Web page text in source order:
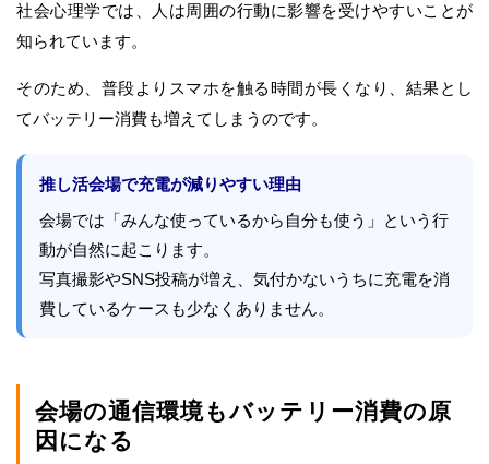
社会心理学では、人は周囲の行動に影響を受けやすいことが
知られています。
そのため、普段よりスマホを触る時間が長くなり、結果とし
てバッテリー消費も増えてしまうのです。
推し活会場で充電が減りやすい理由
会場では「みんな使っているから自分も使う」という行
動が自然に起こります。
写真撮影やSNS投稿が増え、気付かないうちに充電を消
費しているケースも少なくありません。
会場の通信環境もバッテリー消費の原
因になる